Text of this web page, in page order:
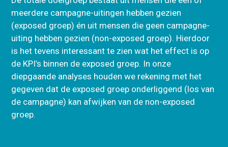
meerdere campagne-uitingen hebben gezien
(exposed groep) én uit mensen die geen campagne-
uiting hebben gezien (non-exposed groep). Hierdoor
is het tevens interessant te zien wat het effect is op
de KPI’s binnen de exposed groep. In onze
diepgaande analyses houden we rekening met het
gegeven dat de exposed groep onderliggend (los van
de campagne) kan afwijken van de non-exposed
groep.